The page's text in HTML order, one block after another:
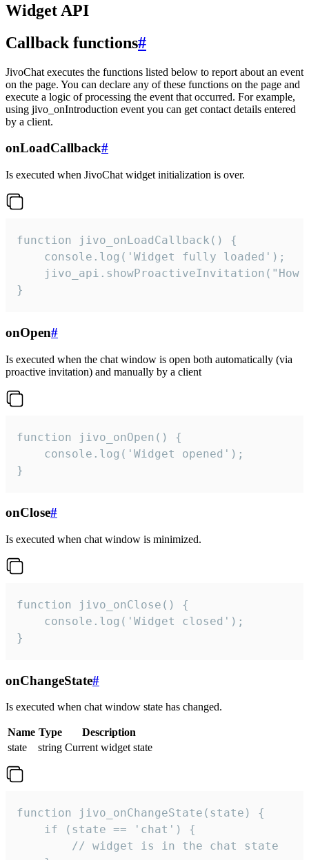
Widget API
Callback functions#
JivoChat executes the functions listed below to report about an event
on the page. You can declare any of these functions on the page and
execute a logic of processing the event that occurred. For example,
using jivo_onIntroduction event you can get contact details entered
by a client.
onLoadCallback#
Is executed when JivoChat widget initialization is over.
function jivo_onLoadCallback() {
    console.log('Widget fully loaded');
jivo_api.showProactiveInvitation("How
}
onOpen#
Is executed when the chat window is open both automatically (via
proactive invitation) and manually by a client
function jivo_onOpen() {
    console.log('Widget opened');
}
onClose#
Is executed when chat window is minimized.
function jivo_onClose() {
    console.log('Widget closed');
}
onChangeState#
Is executed when chat window state has changed.
Name Type
Description
state
string Current widget state
function jivo_onChangeState(state) {
    if (state == 'chat') {
        // widget is in the chat state